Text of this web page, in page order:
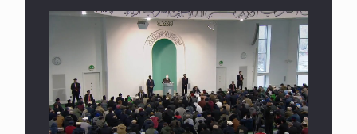
سورة التكوير تُنبئ بزمن بعثة المسيح الموعود عليه
السلام